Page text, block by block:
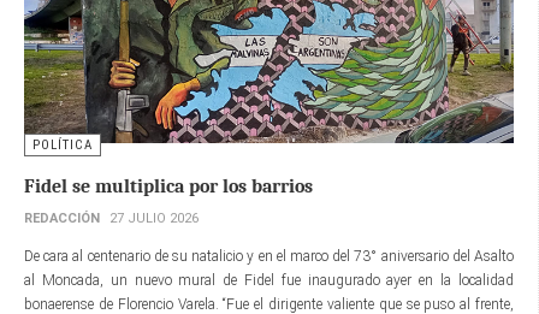
POLÍTICA
Fidel se multiplica por los barrios
REDACCIÓN 27 JULIO 2026
De cara al centenario de su natalicio y en el marco del 73° aniversario del Asalto
al Moncada, un nuevo mural de Fidel fue inaugurado ayer en la localidad
bonaerense de Florencio Varela. “Fue el dirigente valiente que se puso al frente,